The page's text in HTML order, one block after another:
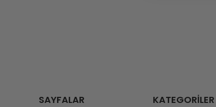
SAYFALAR KATEGORİLER